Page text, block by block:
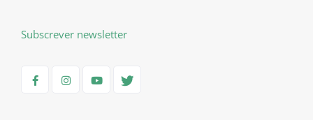
Subscrever newsletter